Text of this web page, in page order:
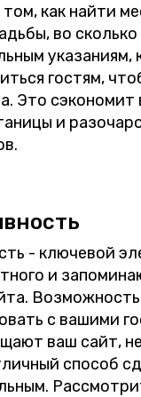
как найти
во
указаниям,
гостям,
Это сэкономит
и
- ключевой
и
Возможность
с вашими
ваш сайт,
способ